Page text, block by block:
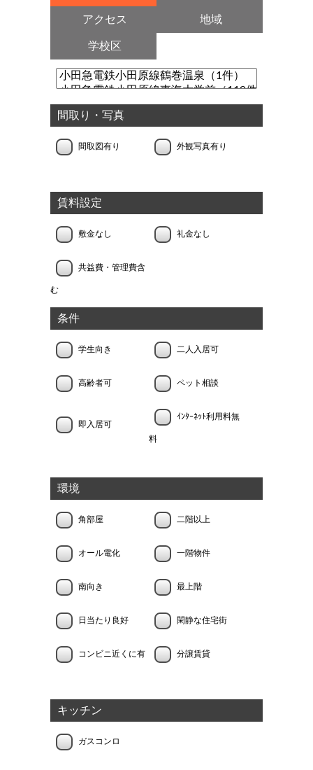
アクセス 地域
学校区
間取り・写真
間取図有り 外観写真有り
賃料設定
敷金なし 礼金なし
共益費・管理費含
む
条件
学生向き 二人入居可
高齢者可 ペット相談
即入居可
ｲﾝﾀｰﾈｯﾄ利用料無
料
環境
角部屋 二階以上
オール電化 一階物件
南向き 最上階
日当たり良好 閑静な住宅街
コンビニ近くに有 分譲賃貸
キッチン
ガスコンロ